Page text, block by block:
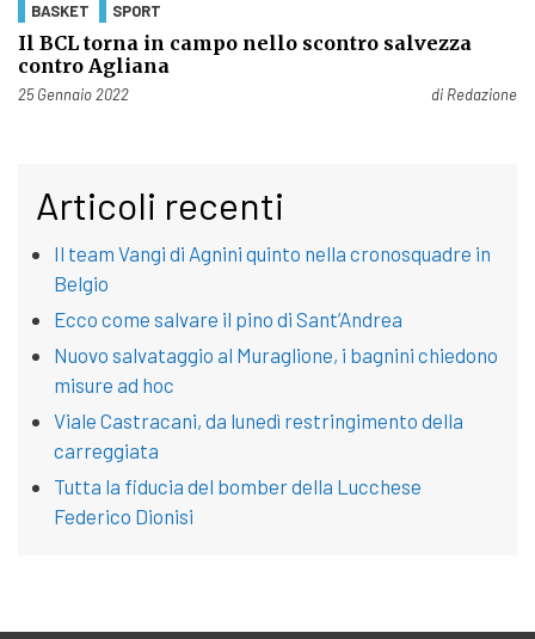
BASKET SPORT
Il BCL torna in campo nello scontro salvezza
contro Agliana
Pubblicato il
25 Gennaio 2022 di Redazione
Articoli recenti
Il team Vangi di Agnini quinto nella cronosquadre in
Belgio
Ecco come salvare il pino di Sant’Andrea
Nuovo salvataggio al Muraglione, i bagnini chiedono
misure ad hoc
Viale Castracani, da lunedì restringimento della
carreggiata
Tutta la fiducia del bomber della Lucchese
Federico Dionisi